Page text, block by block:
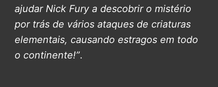
ajudar Nick Fury a descobrir o mistério
por trás de vários ataques de criaturas
elementais, causando estragos em todo
o continente!”.